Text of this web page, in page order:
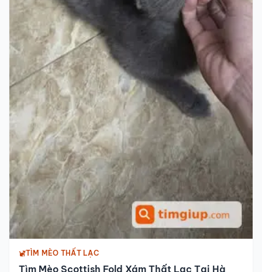
TÌM MÈO THẤT LẠC
Tìm Mèo Scottish Fold Xám Thất Lạc Tại Hà